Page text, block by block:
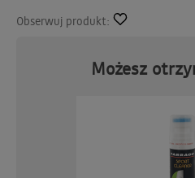
Obserwuj produkt:
Możesz